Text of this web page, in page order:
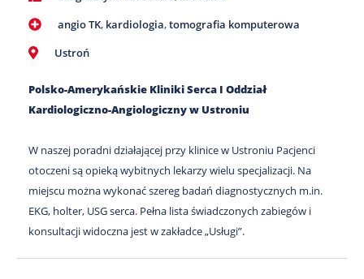
angio TK, kardiologia,tomografia komputerowa
Ustroń
Polsko-Amerykańskie Kliniki Serca I Oddział
Kardiologiczno-Angiologiczny w Ustroniu
W naszej poradni działającej przy klinice w Ustroniu Pacjenci
otoczeni są opieką wybitnych lekarzy wielu specjalizacji. Na
miejscu można wykonać szereg badań diagnostycznych m.in.
EKG, holter, USG serca. Pełna lista świadczonych zabiegów i
konsultacji widoczna jest w zakładce „Usługi”.